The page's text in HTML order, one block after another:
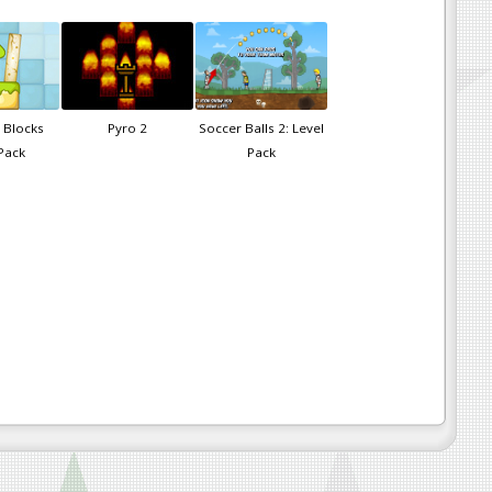
Pyro 2
Soccer Balls 2: Level
Pack